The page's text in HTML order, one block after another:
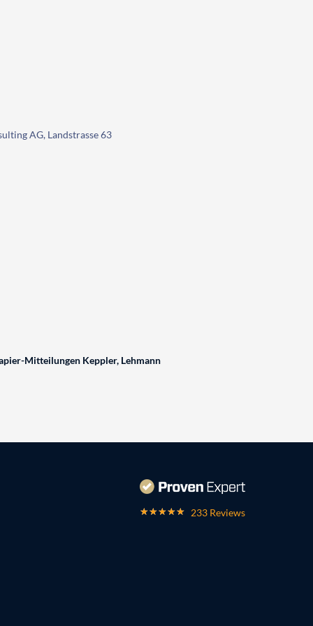
AG, Landstrasse 63
Mitteilungen Keppler, Lehmann
233 Reviews